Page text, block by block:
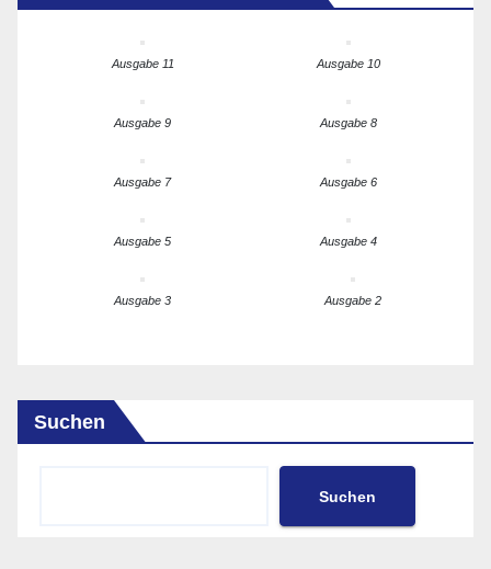
Ausgabe 11 Ausgabe 10
Ausgabe 9 Ausgabe 8
Ausgabe 7 Ausgabe 6
Ausgabe 5 Ausgabe 4
Ausgabe 3 Ausgabe 2
Suchen
Suchen